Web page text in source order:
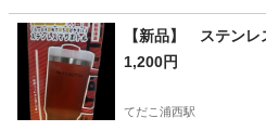
沖縄 宜野湾市 東京駅
【新品】 ステン
1,200円
てだこ浦西駅